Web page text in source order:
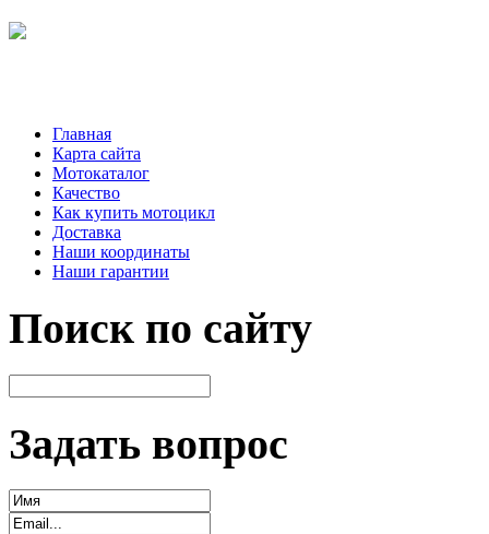
Главная
Карта сайта
Мотокаталог
Качество
Как купить мотоцикл
Доставка
Наши координаты
Наши гарантии
Поиск по сайту
Задать вопрос